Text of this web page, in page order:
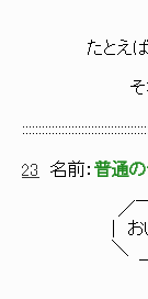
たとえば、長
それを上下さ
23 名前： 普通の
／￣￣￣￣
| おい、誰
＼
￣￣∨￣￣